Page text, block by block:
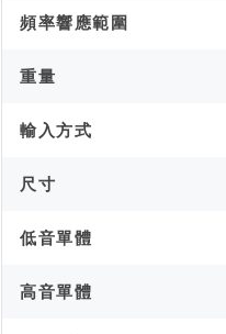
頻率響應範圍
重量
輸入方式
尺寸
低音單體
高音單體